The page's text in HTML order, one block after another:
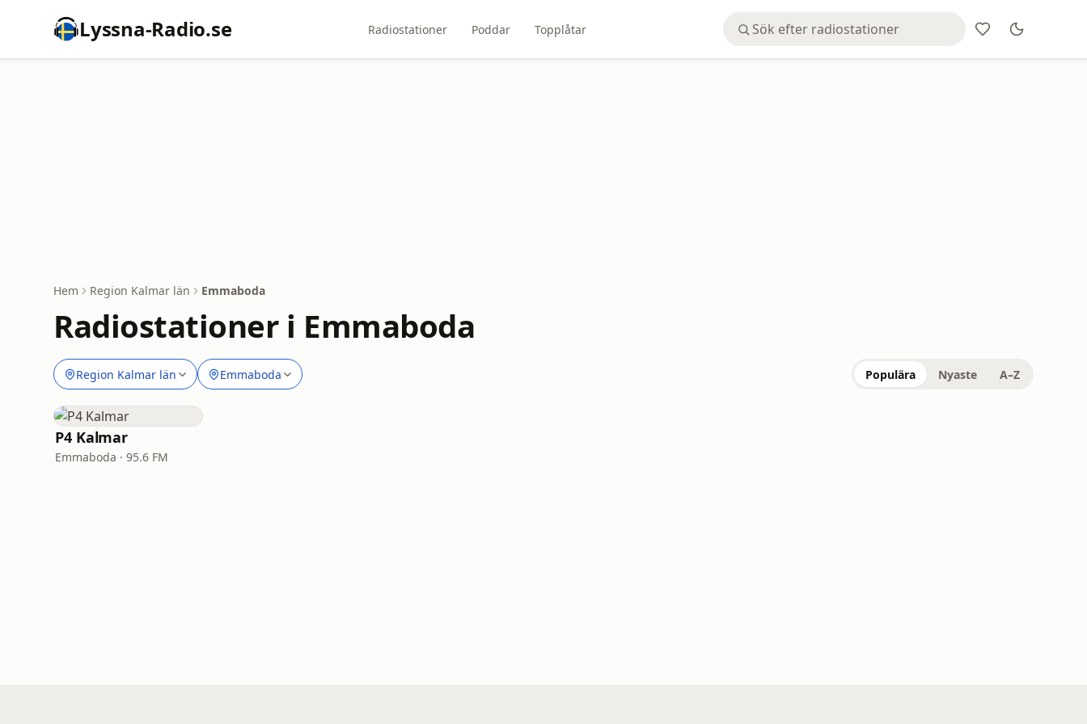
Lyssna-Radio.se Radiostationer Poddar Topplåtar
Hem Region Kalmar län Emmaboda
Radiostationer i Emmaboda
Region Kalmar län Emmaboda Populära Nyaste A–Z
P4 Kalmar
Emmaboda · 95.6 FM